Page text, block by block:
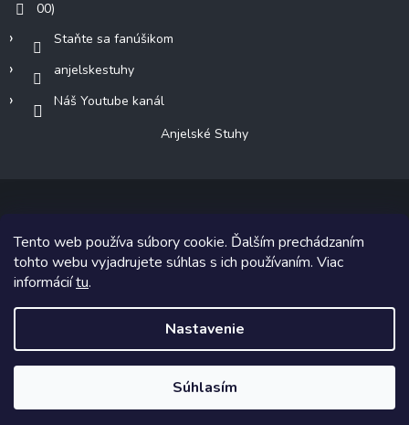
Tento web používa súbory cookie. Ďalším prechádzaním
tohto webu vyjadrujete súhlas s ich používaním. Viac
informáciítu.
Nastavenie
Súhlasím
00)
Staňte sa fanúšikom
anjelskestuhy
Náš Youtube kanál
Anjelské Stuhy
Copyright 2026Anjelské Stuhy. Všetky práva vyhradené.
Grafický návrh vytvoril a na Shoptet implementoval
Shoptetak.cz.
Vytvoril Shoptet